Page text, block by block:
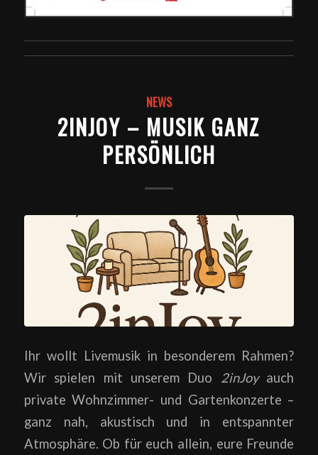
NEWS
2INJOY – MUSIK GANZ
PERSÖNLICH
Ihr wollt Livemusik in besonderem Rahmen?
Wir spielen mit unserem Duo 2inJoyauch
private Wohnzimmer- und Gartenkonzerte –
ganz nah, akustisch und in entspannter
Atmosphäre. Ob für euch allein, eure Freunde